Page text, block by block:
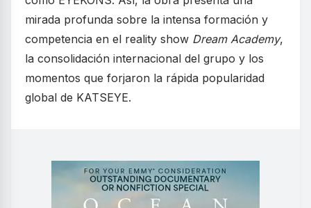
mirada profunda sobre la intensa formación y
competencia en el reality show Dream Academy,
la consolidación internacional del grupo y los
momentos que forjaron la rápida popularidad
global de KATSEYE.